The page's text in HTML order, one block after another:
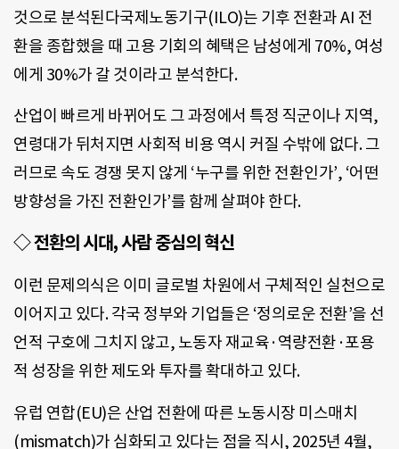
것으로 분석된다국제노동기구(ILO)는 기후 전환과 AI 전
환을 종합했을 때 고용 기회의 혜택은 남성에게 70%, 여성
에게 30%가 갈 것이라고 분석한다.
산업이 빠르게 바뀌어도 그 과정에서 특정 직군이나 지역,
연령대가 뒤처지면 사회적 비용 역시 커질 수밖에 없다. 그
러므로 속도 경쟁 못지 않게 ‘누구를 위한 전환인가’, ‘어떤
방향성을 가진 전환인가’를 함께 살펴야 한다.
◇ 전환의 시대, 사람 중심의 혁신
이런 문제의식은 이미 글로벌 차원에서 구체적인 실천으로
이어지고 있다. 각국 정부와 기업들은 ‘정의로운 전환’을 선
언적 구호에 그치지 않고, 노동자 재교육·역량전환·포용
적 성장을 위한 제도와 투자를 확대하고 있다.
유럽 연합(EU)은 산업 전환에 따른 노동시장 미스매치
(mismatch)가 심화되고 있다는 점을 직시, 2025년 4월,